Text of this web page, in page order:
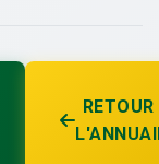
RETOUR